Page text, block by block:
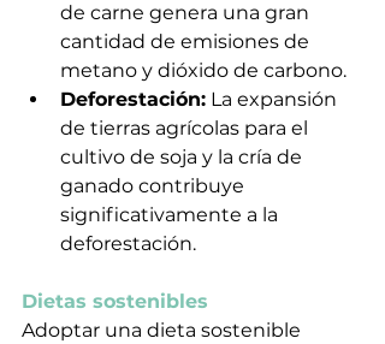
de carne genera una gran
cantidad de emisiones de
metano y dióxido de carbono.
Deforestación: La expansión
de tierras agrícolas para el
cultivo de soja y la cría de
ganado contribuye
significativamente a la
deforestación.
Dietas sostenibles
Adoptar una dieta sostenible